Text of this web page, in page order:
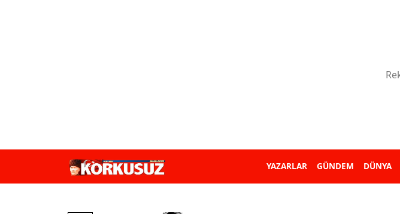
YAZARLAR GÜNDEM DÜNYA